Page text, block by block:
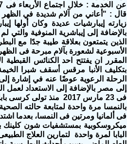
قال : "أعاني من آلام شديدة في
بالإضافة إلى إيباشرية المنوفية والتي
المقرر ان يفتتح احد الكنائس
بتكليف الأنبا مرقس أسقف شبرا
الرحلة الرعوية عوضًا عنه في إشارة إلى
فى ألمانيا ومرتين فى النمسا، بعدما
البابا لمرة واحدة لتمارين العلاج